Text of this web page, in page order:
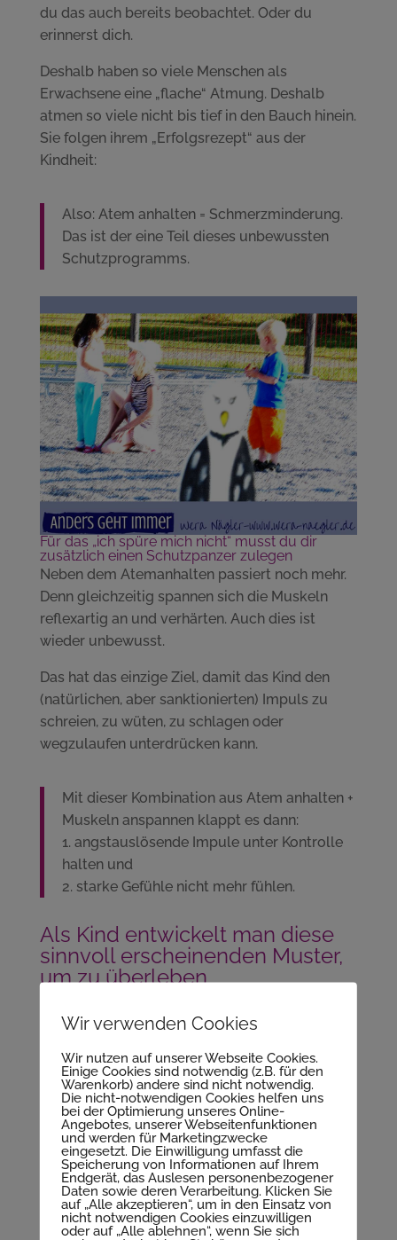
du das auch bereits beobachtet. Oder du
erinnerst dich.
Deshalb haben so viele Menschen als
Erwachsene eine „flache“ Atmung. Deshalb
atmen so viele nicht bis tief in den Bauch hinein.
Sie folgen ihrem „Erfolgsrezept“ aus der
Kindheit:
Also: Atem anhalten = Schmerzminderung.
Das ist der eine Teil dieses unbewussten
Schutzprogramms.
Für das „ich spüre mich nicht“ musst du dir
zusätzlich einen Schutzpanzer zulegen
Neben dem Atemanhalten passiert noch mehr.
Denn gleichzeitig spannen sich die Muskeln
reflexartig an und verhärten. Auch dies ist
wieder unbewusst.
Das hat das einzige Ziel, damit das Kind den
(natürlichen, aber sanktionierten) Impuls zu
schreien, zu wüten, zu schlagen oder
wegzulaufen unterdrücken kann.
Mit dieser Kombination aus Atem anhalten +
Muskeln anspannen klappt es dann:
1. angstauslösende Impule unter Kontrolle
halten und
2. starke Gefühle nicht mehr fühlen.
Als Kind entwickelt man diese
sinnvoll erscheinenden Muster,
um zu überleben
gewesen sein könnte? Oder weisst du sogar,
dass es so war?
Dann lies weiter, denn das Thema ist noch nicht
„durch“, nur weil du jetzt erwachsen bist.
Was in der Kindheit sinnvoll war,
wendet sich dann gegen uns
Diese Überlebensmuster der Kindheit
schränken uns zunehmend ein. Sie wirken sich
Wir verwenden Cookies
Wir nutzen auf unserer Webseite Cookies.
Einige Cookies sind notwendig (z.B. für den
Warenkorb) andere sind nicht notwendig.
Die nicht-notwendigen Cookies helfen uns
bei der Optimierung unseres Online-
Angebotes, unserer Webseitenfunktionen
und werden für Marketingzwecke
eingesetzt. Die Einwilligung umfasst die
Speicherung von Informationen auf Ihrem
Endgerät, das Auslesen personenbezogener
Daten sowie deren Verarbeitung. Klicken Sie
auf „Alle akzeptieren“, um in den Einsatz von
nicht notwendigen Cookies einzuwilligen
oder auf „Alle ablehnen“, wenn Sie sich